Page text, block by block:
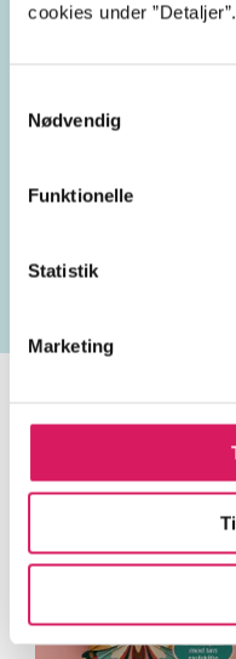
cookies under ”Detaljer”.
Nødvendig
Funktionelle
Statistik
Marketing
Lignende emneord
Minder om